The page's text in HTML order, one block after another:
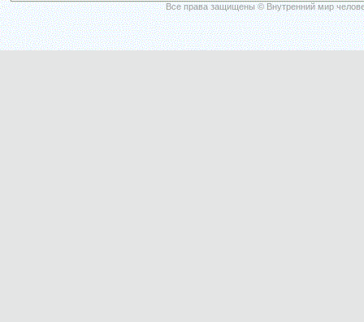
Все права защищены © Внутренний мир